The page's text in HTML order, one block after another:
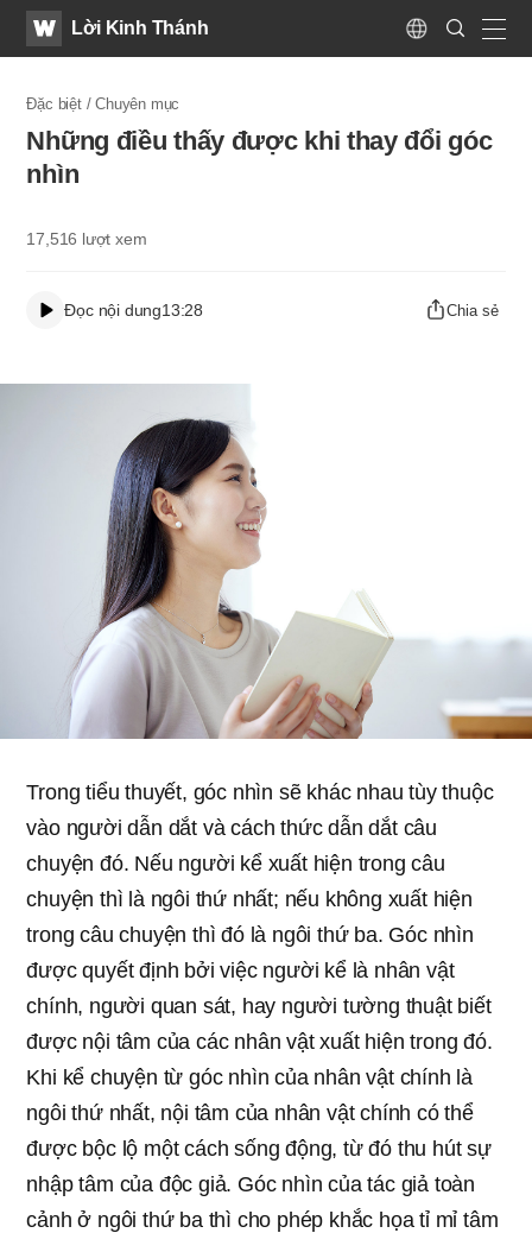
WATVLời Kinh Thánh
Language
Search
Submit
Đặc biệt / Chuyên mục
Những điều thấy được khi thay đổi góc
nhìn
17,516 lượt xem
Đọc nội dung13:28 Chia sẻ
Trong tiểu thuyết, góc nhìn sẽ khác nhau tùy thuộc
vào người dẫn dắt và cách thức dẫn dắt câu
chuyện đó. Nếu người kể xuất hiện trong câu
chuyện thì là ngôi thứ nhất; nếu không xuất hiện
trong câu chuyện thì đó là ngôi thứ ba. Góc nhìn
được quyết định bởi việc người kể là nhân vật
chính, người quan sát, hay người tường thuật biết
được nội tâm của các nhân vật xuất hiện trong đó.
Khi kể chuyện từ góc nhìn của nhân vật chính là
ngôi thứ nhất, nội tâm của nhân vật chính có thể
được bộc lộ một cách sống động, từ đó thu hút sự
nhập tâm của độc giả. Góc nhìn của tác giả toàn
cảnh ở ngôi thứ ba thì cho phép khắc họa tỉ mỉ tâm